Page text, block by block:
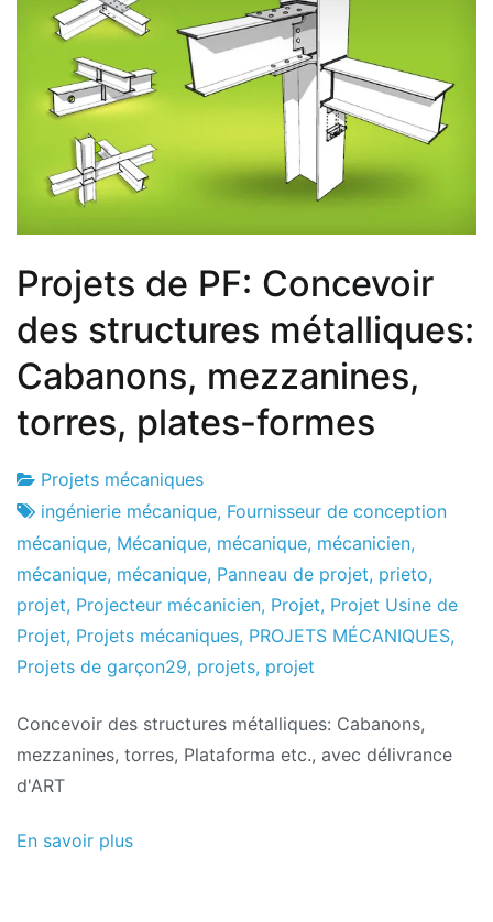
Projets de PF: Concevoir
des structures métalliques:
Cabanons, mezzanines,
torres, plates-formes
Usine
de
projets
3
le
février
le
2017
Projets mécaniques
ingénierie mécanique, Fournisseur de conception
mécanique, Mécanique, mécanique, mécanicien,
mécanique, mécanique, Panneau de projet, prieto,
projet, Projecteur mécanicien, Projet, Projet Usine de
Projet, Projets mécaniques, PROJETS MÉCANIQUES,
Projets de garçon29, projets, projet
Concevoir des structures métalliques: Cabanons,
mezzanines, torres, Plataforma etc., avec délivrance
d'ART
En savoir plus